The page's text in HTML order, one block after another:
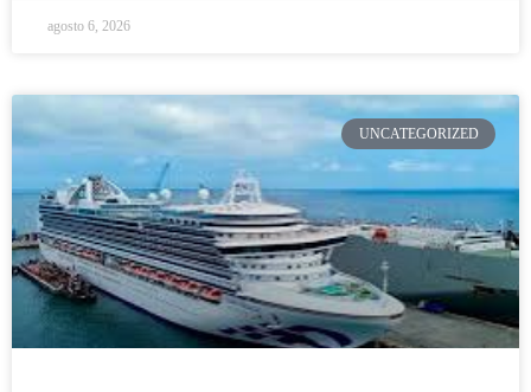
agosto 6, 2026
UNCATEGORIZED